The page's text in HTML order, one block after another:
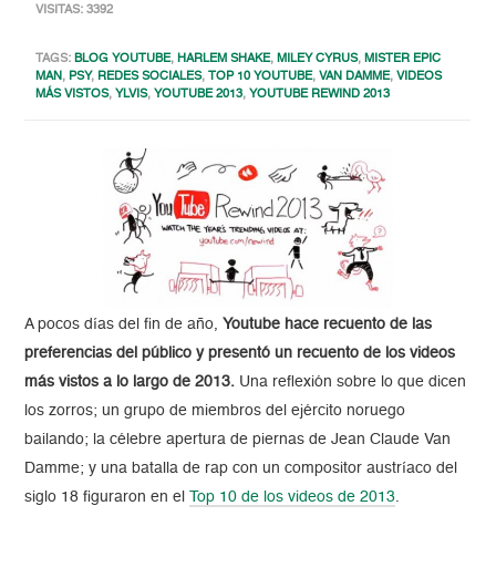
VISITAS: 3392
TAGS:BLOG YOUTUBE,HARLEM SHAKE,MILEY CYRUS,MISTER EPIC
MAN, PSY, REDES SOCIALES, TOP 10 YOUTUBE,VAN DAMME,VIDEOS
MÁS VISTOS, YLVIS, YOUTUBE 2013, YOUTUBE REWIND 2013
A pocos días del fin de año,Youtube hace recuento de las
preferencias del público y presentó un recuento de los videos
más vistos a lo largo de 2013. Una reflexión sobre lo que dicen
los zorros; un grupo de miembros del ejército noruego
bailando; la célebre apertura de piernas de Jean Claude Van
Damme; y una batalla de rap con un compositor austríaco del
siglo 18 figuraron en elTop 10 de los videos de 2013